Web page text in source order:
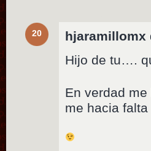
20 hjaramillomx
Hijo de tu….
En verdad
me hacia falta